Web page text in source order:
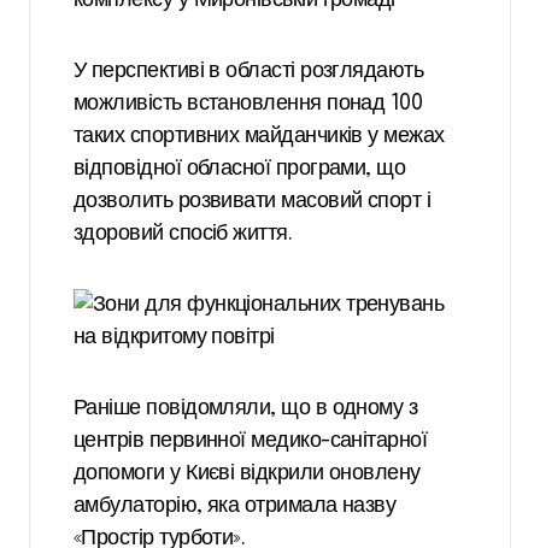
У перспективі в області розглядають
можливість встановлення понад 100
таких спортивних майданчиків у межах
відповідної обласної програми, що
дозволить розвивати масовий спорт і
здоровий спосіб життя.
Раніше повідомляли, що в одному з
центрів первинної медико-санітарної
допомоги у Києві відкрили оновлену
амбулаторію, яка отримала назву
«Простір турботи».